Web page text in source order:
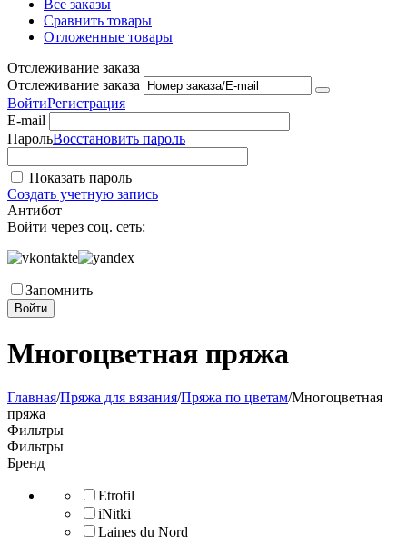
Все заказы
Сравнить товары
Отложенные товары
Отслеживание заказа
Отслеживание заказа
ВойтиРегистрация
E-mail
ПарольВосстановить пароль
Показать пароль
Создать учетную запись
Антибот
Войти через соц. сеть:
Запомнить
Войти
Многоцветная пряжа
Главная/Пряжа для вязания/Пряжа по цветам/Многоцветная
пряжа
Фильтры
Фильтры
Бренд
Etrofil
iNitki
Laines du Nord